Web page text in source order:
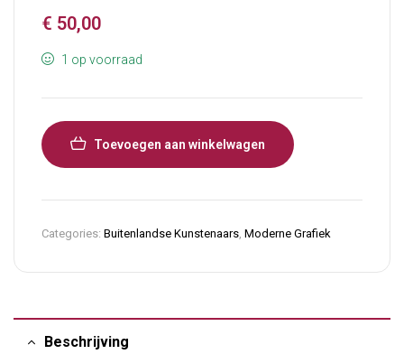
€ 50,00
1 op voorraad
Toevoegen aan winkelwagen
Categories: Buitenlandse Kunstenaars, Moderne Grafiek
Beschrijving